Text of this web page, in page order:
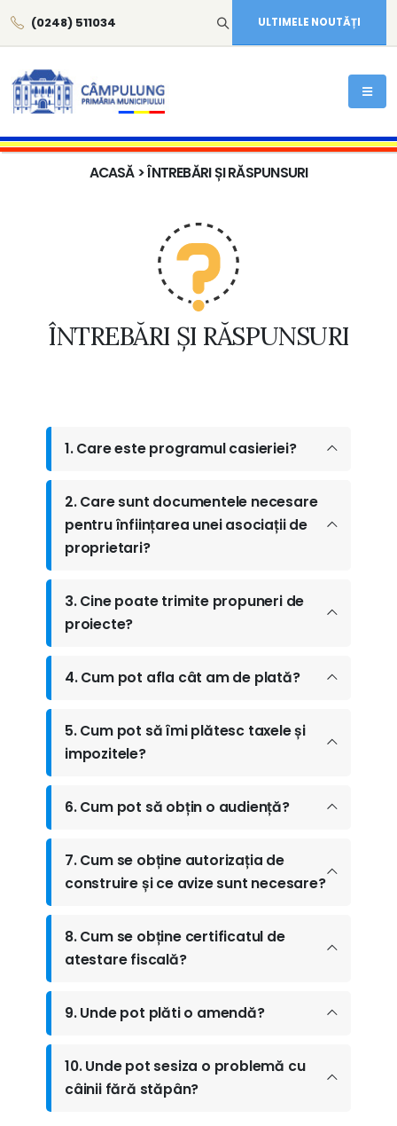
(0248) 511034 ULTIMELE NOUTĂȚI
ACASĂ> ÎNTREBĂRI ȘI RĂSPUNSURI
ÎNTREBĂRI ȘI RĂSPUNSURI
1. Care este programul casieriei?
2. Care sunt documentele necesare
pentru înființarea unei asociații de
proprietari?
3. Cine poate trimite propuneri de
proiecte?
4. Cum pot afla cât am de plată?
5. Cum pot să îmi plătesc taxele și
impozitele?
6. Cum pot să obțin o audiență?
7. Cum se obține autorizația de
construire și ce avize sunt necesare?
8. Cum se obține certificatul de
atestare fiscală?
9. Unde pot plăti o amendă?
10. Unde pot sesiza o problemă cu
câinii fără stăpân?